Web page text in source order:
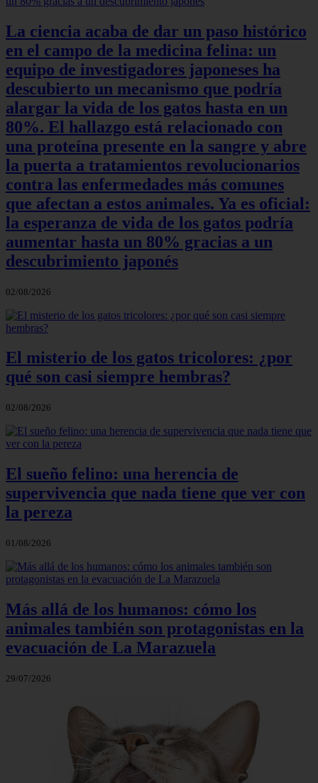
La ciencia acaba de dar un paso histórico
en el campo de la medicina felina: un
equipo de investigadores japoneses ha
descubierto un mecanismo que podría
alargar la vida de los gatos hasta en un
80%. El hallazgo está relacionado con
una proteína presente en la sangre y abre
la puerta a tratamientos revolucionarios
contra las enfermedades más comunes
que afectan a estos animales. Ya es oficial:
la esperanza de vida de los gatos podría
aumentar hasta un 80% gracias a un
descubrimiento japonés
02/08/2026
El misterio de los gatos tricolores: ¿por
qué son casi siempre hembras?
02/08/2026
El sueño felino: una herencia de
supervivencia que nada tiene que ver con
la pereza
01/08/2026
Más allá de los humanos: cómo los
animales también son protagonistas en la
evacuación de La Marazuela
29/07/2026